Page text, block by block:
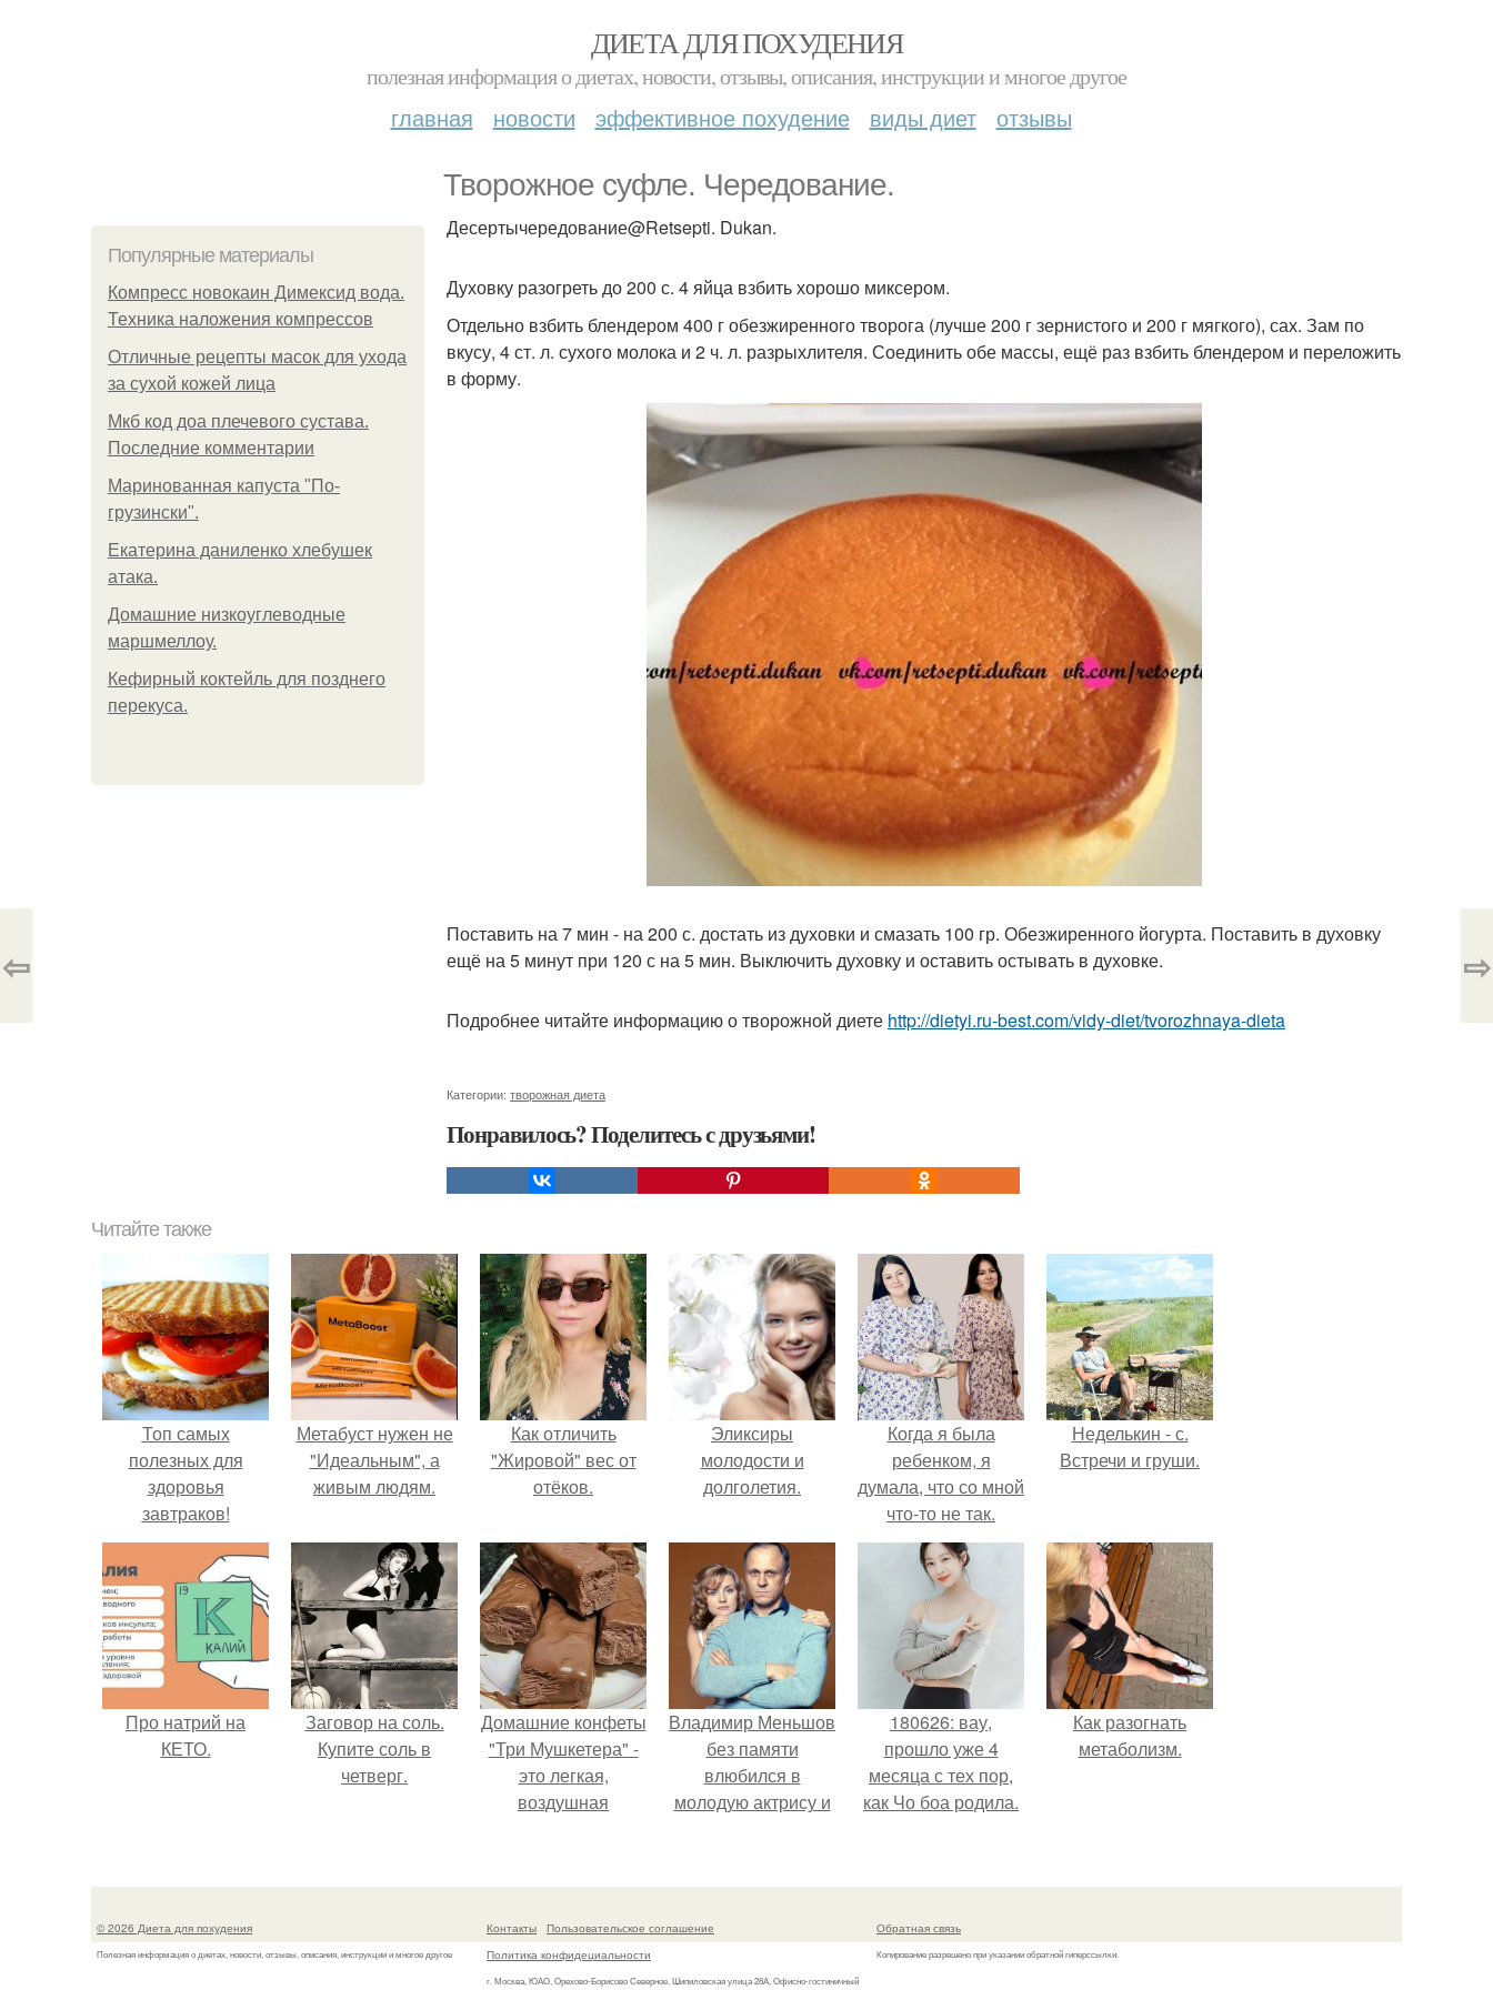
ДИЕТА ДЛЯ ПОХУДЕНИЯ
полезная информация о диетах, новости, отзывы, описания, инструкции и многое другое
главная новости эффективное похудение виды диет отзывы
Творожное суфле. Чередование.
Популярные материалы
Компресс новокаин Димексид вода.
Техника наложения компрессов
Отличные рецепты масок для ухода
за сухой кожей лица
Мкб код доа плечевого сустава.
Последние комментарии
Маринованная капуста "По-
грузински".
Екатерина даниленко хлебушек
атака.
Домашние низкоуглеводные
маршмеллоу.
Кефирный коктейль для позднего
перекуса.
Десертычередование@Retsepti. Dukan.
Духовку разогреть до 200 с. 4 яйца взбить хорошо миксером.
Отдельно взбить блендером 400 г обезжиренного творога (лучше 200 г зернистого и 200 г мягкого), сах. Зам по
вкусу, 4 ст. л. сухого молока и 2 ч. л. разрыхлителя. Соединить обе массы, ещё раз взбить блендером и переложить
в форму.
Поставить на 7 мин - на 200 с. достать из духовки и смазать 100 гр. Обезжиренного йогурта. Поставить в духовку
ещё на 5 минут при 120 с на 5 мин. Выключить духовку и оставить остывать в духовке.
Подробнее читайте информацию о творожной диете http://dietyi.ru-best.com/vidy-diet/tvorozhnaya-dieta
Категории: творожная диета
Понравилось? Поделитесь с друзьями!
⇦ ⇨
Читайте также
Топ самых
полезных для
здоровья
завтраков!
Метабуст нужен не
"Идеальным", а
живым людям.
Как отличить
"Жировой" вес от
отёков.
Эликсиры
молодости и
долголетия.
Когда я была
ребенком, я
думала, что со мной
что-то не так.
Неделькин - с.
Встречи и груши.
Про натрий на
КЕТО.
Заговор на соль.
Купите соль в
четверг.
Домашние конфеты
"Три Мушкетера" -
это легкая,
воздушная
молочным
Владимир Меньшов
без памяти
влюбился в
молодую актрису и
неё.
180626: вау,
прошло уже 4
месяца с тех пор,
как Чо боа родила.
Как разогнать
метаболизм.
© 2026 Диета для похудения
Полезная информация о диетах, новости, отзывы, описания, инструкции и многое другое
Контакты
Пользовательское соглашение
Политика конфидециальности
г. Москва, ЮАО, Орехово-Борисово Северное, Шипиловская улица 28А, Офисно-гостиничный
Обратная связь
Копирование разрешено при указании обратной гиперссылки.